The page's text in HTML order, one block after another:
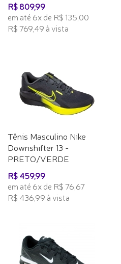
R$ 809,99
em até 6x de R$ 135,00
R$ 769,49 à vista
Tênis Masculino Nike
Downshifter 13 -
PRETO/VERDE
R$ 459,99
em até 6x de R$ 76,67
R$ 436,99 à vista